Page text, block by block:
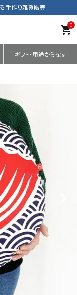
手作り雑貨販売
0
shopping_cart
ギフト・用途から探す